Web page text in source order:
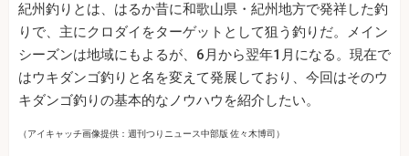
紀州釣りとは、はるか昔に和歌山県・紀州地方で発祥した釣
りで、主にクロダイをターゲットとして狙う釣りだ。メイン
シーズンは地域にもよるが、6月から翌年1月になる。現在で
はウキダンゴ釣りと名を変えて発展しており、今回はそのウ
キダンゴ釣りの基本的なノウハウを紹介したい。
（アイキャッチ画像提供：週刊つりニュース中部版 佐々木博司）